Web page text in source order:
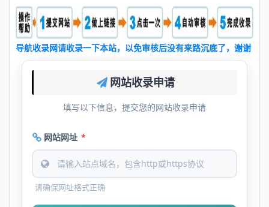
导航收录网请收录一下本站，以免审核后没有来路沉底了，谢谢
网站收录申请
填写以下信息，提交您的网站收录申请
网站网址 *
请确保网址格式正确